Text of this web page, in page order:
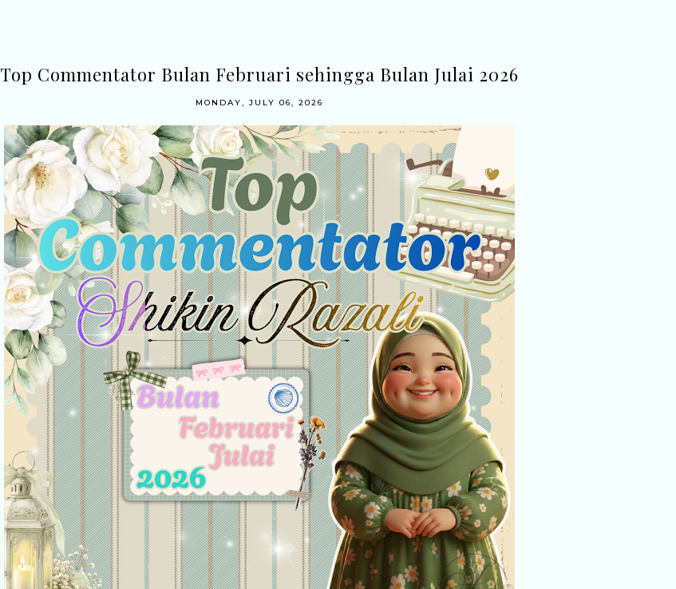
Top Commentator Bulan Februari sehingga Bulan Julai 2026
MONDAY, JULY 06, 2026